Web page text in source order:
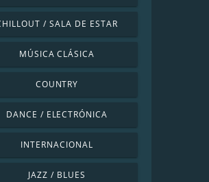
/ SALA DE ESTAR
MÚSICA CLÁSICA
COUNTRY
DANCE / ELECTRÓNICA
INTERNACIONAL
JAZZ / BLUES